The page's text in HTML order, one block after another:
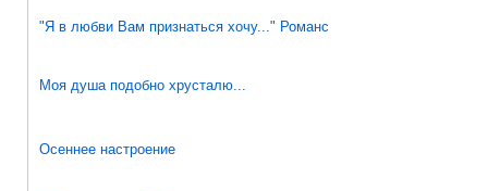
"Я в любви Вам признаться хочу..." Романс
Моя душа подобно хрусталю...
Осеннее настроение